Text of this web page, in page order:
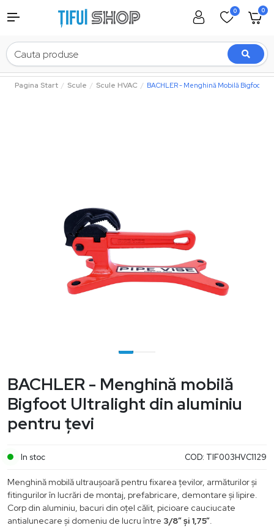
0 0
Pagina Start Scule Scule HVAC BACHLER - Menghină Mobilă Bigfoot
BACHLER - Menghină mobilă
Bigfoot Ultralight din aluminiu
pentru țevi
In stoc COD: TIF003HVC1129
Menghină mobilă ultraușoară pentru fixarea țevilor, armăturilor și
fitingurilor în lucrări de montaj, prefabricare, demontare și lipire.
Corp din aluminiu, bacuri din oțel călit, picioare cauciucate
antialunecare și domeniu de lucru între 3/8” și 1,75”.